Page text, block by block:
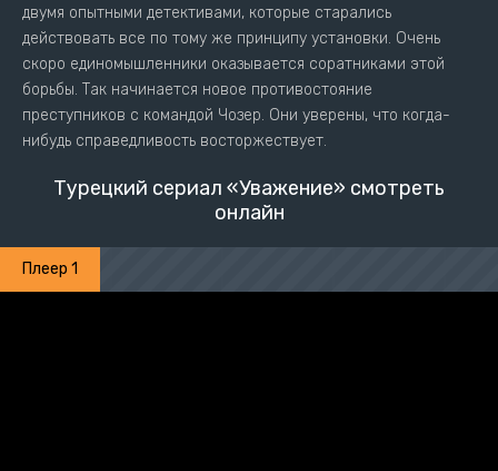
двумя опытными детективами, которые старались
действовать все по тому же принципу установки. Очень
скоро единомышленники оказывается соратниками этой
борьбы. Так начинается новое противостояние
преступников с командой Чозер. Они уверены, что когда-
нибудь справедливость восторжествует.
Турецкий сериал «Уважение» смотреть
онлайн
Плеер 1